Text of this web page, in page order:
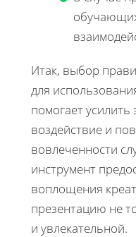
Итак, выбор
для
помогает
воздействие и
вовлеченности
инструмент
воплощения
презентацию не
и увлекательной.